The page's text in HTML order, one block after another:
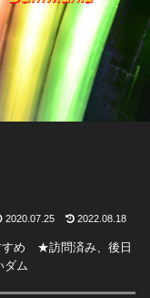
2020.07.25 2022.08.18
すめ ★訪問済み、後日
ダム